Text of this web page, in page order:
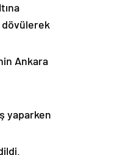
dövülerek
Ankara
yaparken